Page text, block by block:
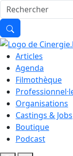
Articles
Agenda
Filmothèque
Organisations
Castings & Jobs
Boutique
Podcast